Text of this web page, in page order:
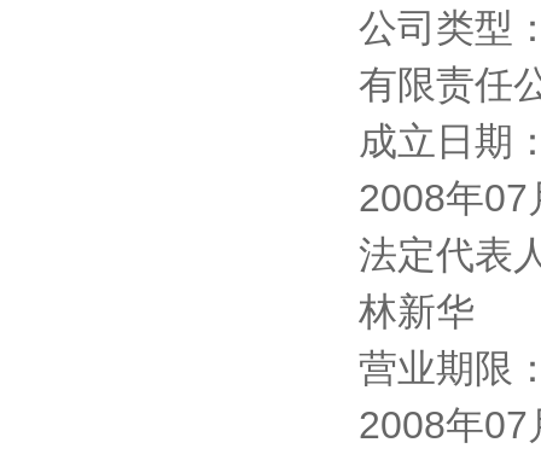
公司类型
有限责任
成立日期
2008年07
法定代表
林新华
营业期限
2008年07